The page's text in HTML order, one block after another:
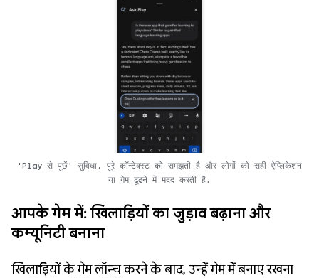
'Play से पूछें' सुविधा, पूरे कॉन्टेक्स्ट को समझती है और लोगों को सही ऐप्लिकेशन
या गेम ढूंढने में मदद करती है.
आपके गेम में: खिलाड़ियों का जुड़ाव बढ़ाना और
कम्यूनिटी बनाना
खिलाड़ियों के गेम लॉन्च करने के बाद, उन्हें गेम में बनाए रखना